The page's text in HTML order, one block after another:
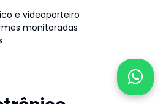
e videoporteiro
monitoradas
por que contratar uma empresa